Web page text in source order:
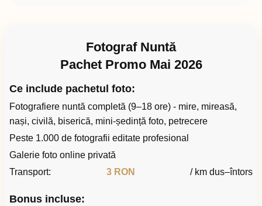
Fotograf Nuntă
Pachet Promo Mai 2026
Ce include pachetul foto:
Fotografiere nuntă completă (9–18 ore) - mire, mireasă,
nași, civilă, biserică, mini-ședință foto, petrecere
Peste 1.000 de fotografii editate profesional
Galerie foto online privată
Transport:
3 RON / km dus–întors
Bonus incluse: